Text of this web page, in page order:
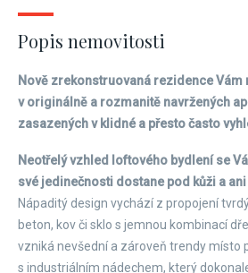
Popis nemovitosti
Nově zrekonstruovaná rezidence Vám
v originálně a rozmanitě navržených
zasazených v klidné a přesto často
Neotřelý vzhled loftového bydlení se
své jedinečnosti dostane pod kůži a
Nápaditý design vychází z propojení
beton, kov či sklo s jemnou kombinací
vzniká nevšední a zároveň trendy místo
s industriálním nádechem, který